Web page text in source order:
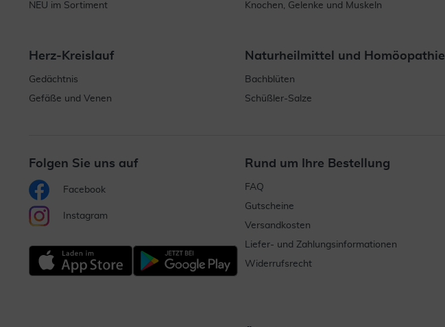
NEU im Sortiment
Knochen, Gelenke und Muskeln
Herz-Kreislauf
Gedächtnis
Gefäße und Venen
Naturheilmittel und Homöopathie
Bachblüten
Schüßler-Salze
Folgen Sie uns auf
Facebook
Instagram
Rund um Ihre Bestellung
FAQ
Gutscheine
Versandkosten
Liefer- und Zahlungsinformationen
Widerrufsrecht